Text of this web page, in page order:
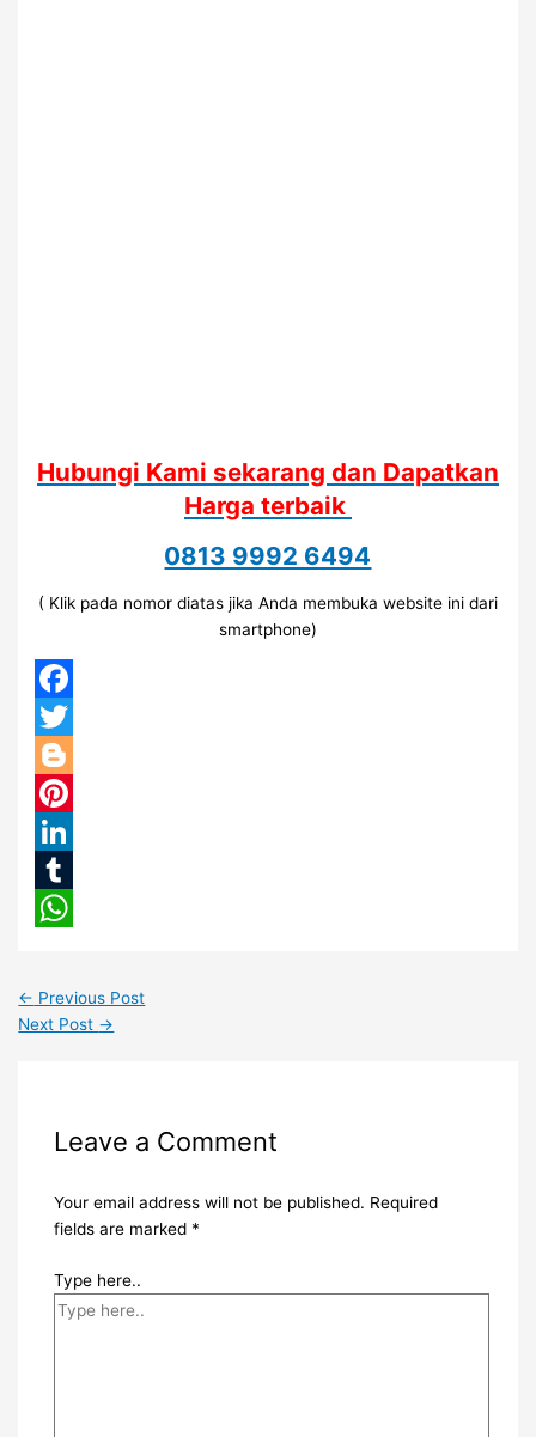
Hubungi Kami sekarang dan Dapatkan
Harga terbaik
0813 9992 6494
( Klik pada nomor diatas jika Anda membuka website ini dari
smartphone)
Facebook
Twitter
Blogger
Pinterest
LinkedIn
Tumblr
← Previous Post
Next Post →
Leave a Comment
Your email address will not be published. Required
fields are marked *
Type here..